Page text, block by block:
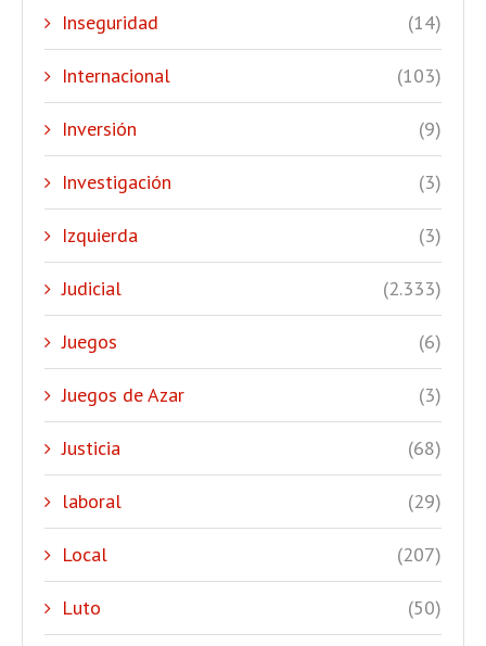
Inseguridad (14)
Internacional (103)
Inversión (9)
Investigación (3)
Izquierda (3)
Judicial (2.333)
Juegos (6)
Juegos de Azar (3)
Justicia (68)
laboral (29)
Local (207)
Luto (50)